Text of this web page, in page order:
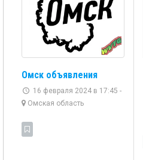
Омск объявления
16 февраля 2024 в 17:45 -
Омская область